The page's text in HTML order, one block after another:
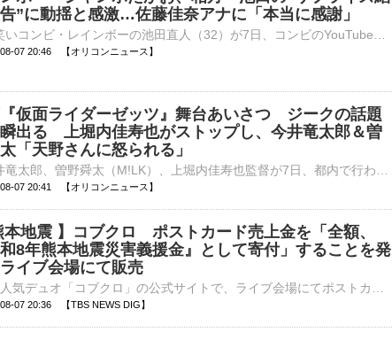
”に動揺と感激…佐藤佳奈アナに「本当に感謝」
07 20:46 【オリコンニュース】
仮面ライダーゼッツ』舞台あいさつ ジークの話題
出る 上堀内佳寿也がストップし、今井竜太郎＆曽
「天野さんに怒られる」
07 20:41 【オリコンニュース】
本地震 】コブクロ ポストカード売上金を「全額、
和8年熊本地震災害義援金』として寄付」することを発
イブ会場にて販売
07 20:36 【TBS NEWS DIG】